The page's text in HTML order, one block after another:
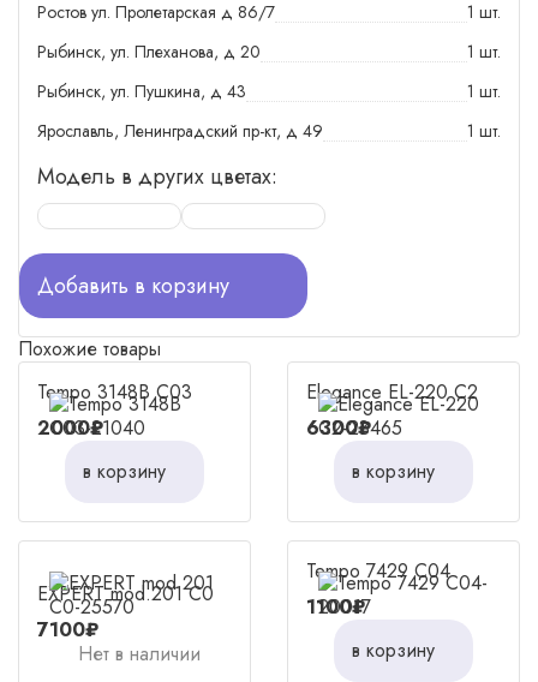
Ростов ул. Пролетарская д 86/7
1 шт.
Рыбинск, ул. Плеханова, д 20
1 шт.
Рыбинск, ул. Пушкина, д 43
1 шт.
Ярославль, Ленинградский пр-кт, д 49
1 шт.
Модель в других цветах:
Добавить в корзину
Похожие товары
Tempo 3148B C03
2000₽
в корзину
Elegance EL-220 C2
6300₽
в корзину
EXPERT mod.201 C0
7100₽
Нет в наличии
Tempo 7429 C04
1100₽
в корзину